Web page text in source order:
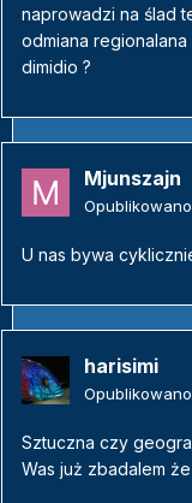
naprowadzi na ślad
odmiana
dimidio ?
Mjunszajn
Opublikowano
U nas bywa
harisimi
Opublikowano
Sztuczna czy
Was już zbadalem